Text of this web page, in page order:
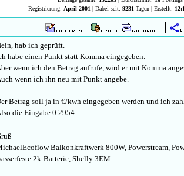
Registrierung: April 2001 | Dabei seit: 9231 Tagen | Erstellt:
hab ich geprüft.
habe einen Punkt statt Komma eingegeben.
wenn ich den Betrag aufrufe, wird er mit Komma
wenn ich ihn neu mit Punkt angebe.
Betrag soll ja in €/kwh eingegeben werden und ich
die Eingabe 0.2954
Balkonkraftwerk 800W, Powerstream,
2k-Batterie, Shelly 3EM